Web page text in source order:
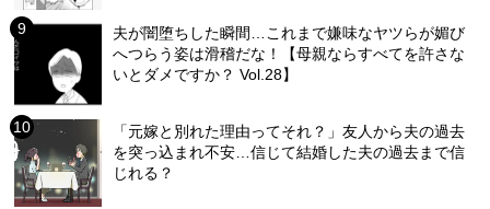
夫が闇堕ちした瞬間…これまで嫌味なヤツらが媚び
へつらう姿は滑稽だな！【母親ならすべてを許さな
いとダメですか？ Vol.28】
「元嫁と別れた理由ってそれ？」友人から夫の過去
を突っ込まれ不安…信じて結婚した夫の過去まで信
じれる？